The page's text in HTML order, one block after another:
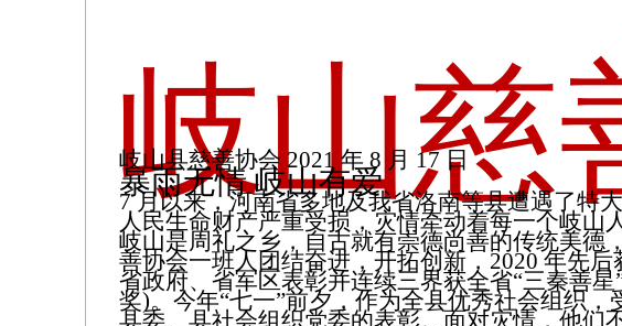
岐山慈
岐山县慈善协会 2021 年 8 月 17 日
暴雨无情 岐山有爱
7 月以来，河南省多地及我省洛南等县遭遇了特大
人民生命财产严重受损，灾情牵动着每一个岐山
岐山是周礼之乡，自古就有崇德尚善的传统美德
善协会一班人团结奋进，开拓创新，2020 年先后
省政府、省军区表彰并连续三界获全省“三秦善星
奖)。今年“七一”前夕，作为全县优秀社会组织，
县委、县社会组织党委的表彰。面对灾情，他们